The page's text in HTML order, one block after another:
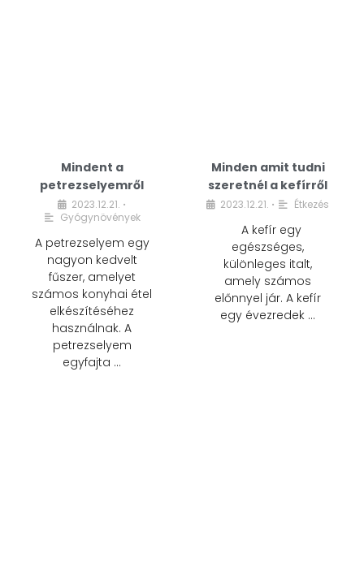
Mindent a
petrezselyemről
2023.12.21. •
Gyógynövények
A petrezselyem egy
nagyon kedvelt
fűszer, amelyet
számos konyhai étel
elkészítéséhez
használnak. A
petrezselyem
egyfajta …
Minden amit tudni
szeretnél a kefírről
2023.12.21. • Étkezés
A kefír egy
egészséges,
különleges italt,
amely számos
előnnyel jár. A kefír
egy évezredek …